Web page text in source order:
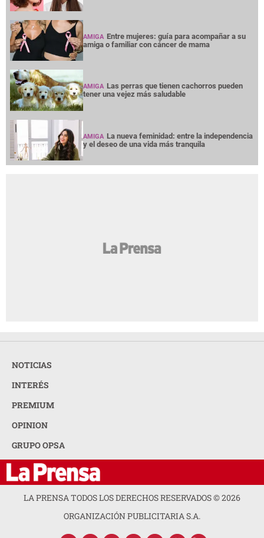
AMIGA Entre mujeres: guía para acompañar a su
amiga o familiar con cáncer de mama
AMIGA Las perras que tienen cachorros pueden
tener una vejez más saludable
AMIGA La nueva feminidad: entre la independencia
y el deseo de una vida más tranquila
NOTICIAS
INTERÉS
PREMIUM
OPINION
GRUPO OPSA
LA PRENSA TODOS LOS DERECHOS RESERVADOS ©2026
ORGANIZACIÓN PUBLICITARIA S.A.